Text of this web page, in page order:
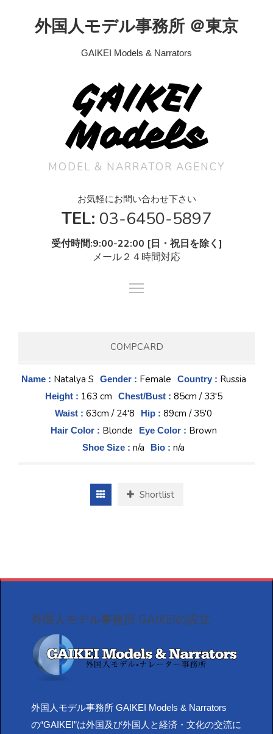
外国人モデル事務所 ＠東京
GAIKEI Models & Narrators
GAIKEI
Models
MODEL & NARRATOR AGENCY
お気軽にお問い合わせ下さい
TEL: 03-6450-5897
受付時間:9:00-22:00 [日・祝日を除く]
メール２４時間対応
COMPCARD
Name : Natalya S Gender : Female Country : Russia
Height : 163 cm Chest/Bust : 85cm / 33'5
Waist : 63cm / 24'8 Hip : 89cm / 35'0
Hair Color : Blonde Eye Color : Brown
Shoe Size : n/a Bio : n/a
Shortlist
外国人モデル事務所 GAIKEIの設立
外国人モデル事務所 GAIKEI Models & Narrators
の“GAIKEI”は外国及び外国人と経済・文化の交流に